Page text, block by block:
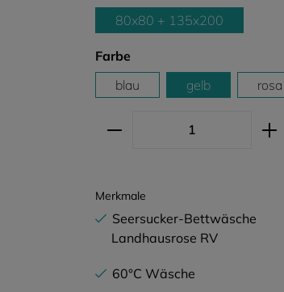
80x80 + 135x200
Farbe
blau
gelb rosa
Produkt Anzahl:
Merkmale
Seersucker-Bettwäsche
Landhausrose RV
60°C Wäsche